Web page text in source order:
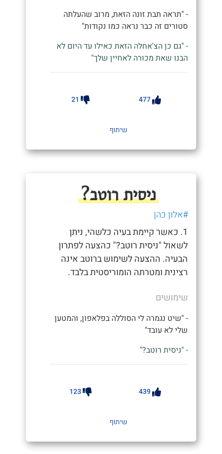
- "תראה תבת זונה הזאת, מרוב שהעלתה
סטורים זה כבר נראה כמו נקודות"
- "גם כן הצ'אחלה הזאת כאילו עד היום לא
הבנו שאת מכורה לאחיין שלך"
477
21
שיתוף
ניסית רוטב?
#אלון כהן
1. כאשר קיימת בעיה כלשהי, ניתן
לשאול "ניסית רוטב?" כהצעה לפתרון
הבעיה. ההצעה לשימוש ברוטב אינה
רצינית ומטרתה הומוריסטית בלבד.
שימושים
- "שיט נגמרה לי הסוללה בפלאפון, והמטען
שלי לא עובד"
- "ניסית רוטב?"
439
123
שיתוף